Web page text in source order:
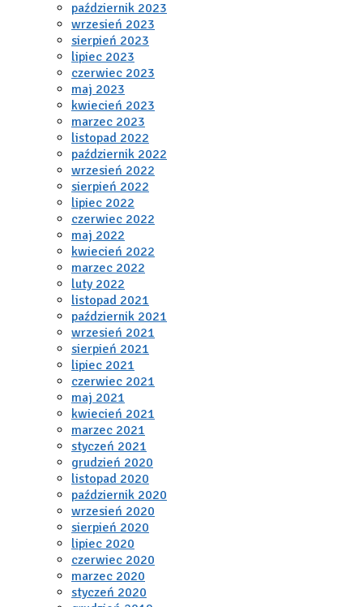
październik 2023
wrzesień 2023
sierpień 2023
lipiec 2023
czerwiec 2023
maj 2023
kwiecień 2023
marzec 2023
listopad 2022
październik 2022
wrzesień 2022
sierpień 2022
lipiec 2022
czerwiec 2022
maj 2022
kwiecień 2022
marzec 2022
luty 2022
listopad 2021
październik 2021
wrzesień 2021
sierpień 2021
lipiec 2021
czerwiec 2021
maj 2021
kwiecień 2021
marzec 2021
styczeń 2021
grudzień 2020
listopad 2020
październik 2020
wrzesień 2020
sierpień 2020
lipiec 2020
czerwiec 2020
marzec 2020
styczeń 2020